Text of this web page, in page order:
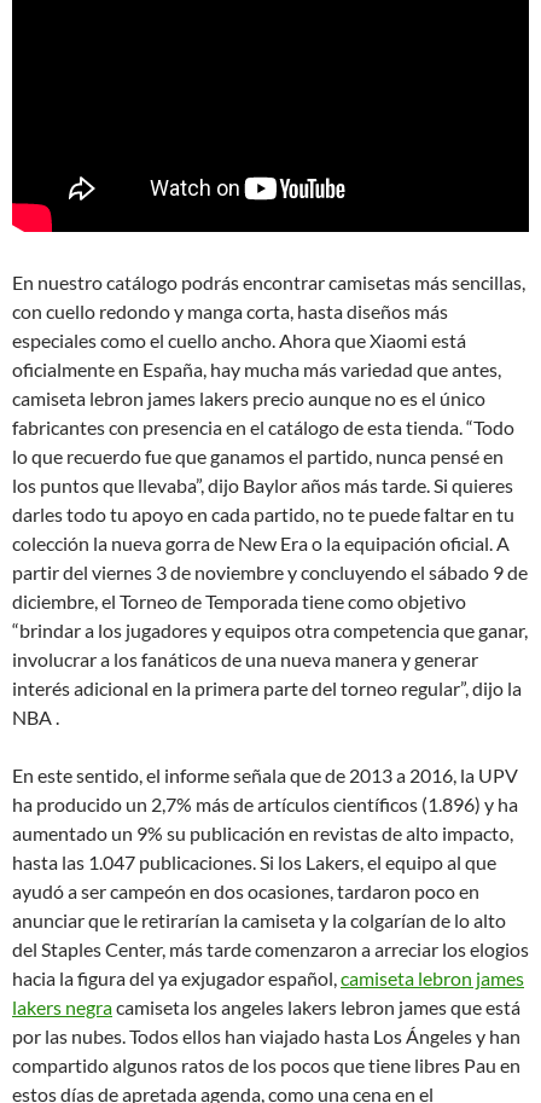
En nuestro catálogo podrás encontrar camisetas más sencillas,
con cuello redondo y manga corta, hasta diseños más
especiales como el cuello ancho. Ahora que Xiaomi está
oficialmente en España, hay mucha más variedad que antes,
camiseta lebron james lakers precio aunque no es el único
fabricantes con presencia en el catálogo de esta tienda. “Todo
lo que recuerdo fue que ganamos el partido, nunca pensé en
los puntos que llevaba”, dijo Baylor años más tarde. Si quieres
darles todo tu apoyo en cada partido, no te puede faltar en tu
colección la nueva gorra de New Era o la equipación oficial. A
partir del viernes 3 de noviembre y concluyendo el sábado 9 de
diciembre, el Torneo de Temporada tiene como objetivo
“brindar a los jugadores y equipos otra competencia que ganar,
involucrar a los fanáticos de una nueva manera y generar
interés adicional en la primera parte del torneo regular”, dijo la
NBA .
En este sentido, el informe señala que de 2013 a 2016, la UPV
ha producido un 2,7% más de artículos científicos (1.896) y ha
aumentado un 9% su publicación en revistas de alto impacto,
hasta las 1.047 publicaciones. Si los Lakers, el equipo al que
ayudó a ser campeón en dos ocasiones, tardaron poco en
anunciar que le retirarían la camiseta y la colgarían de lo alto
del Staples Center, más tarde comenzaron a arreciar los elogios
hacia la figura del ya exjugador español,camiseta lebron james
lakers negracamiseta los angeles lakers lebron james que está
por las nubes. Todos ellos han viajado hasta Los Ángeles y han
compartido algunos ratos de los pocos que tiene libres Pau en
estos días de apretada agenda, como una cena en el